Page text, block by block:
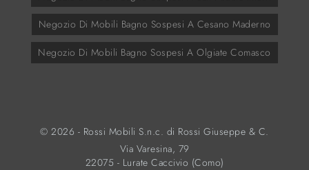
Negozio Di Mobili Bagno Sospesi A Cesano Maderno
Negozio Di Mobili Bagno Sospesi A Olgiate Comasco
© 2026 - Rossi Mobili S.n.c. di Rossi Giuseppe & C.
Via Varesina, 79
22075 - Lurate Caccivio (Como)